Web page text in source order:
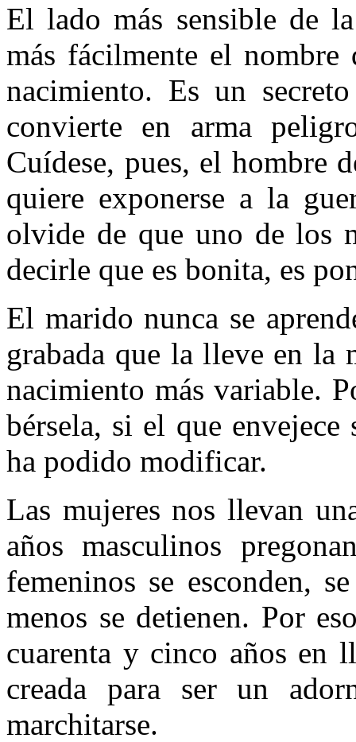
El lado más sensible de
más fácilmente el nombre
nacimiento. Es un
convierte en arma
Cuídese, pues, el hombre
quiere exponerse a la
olvide de que uno de los
decirle que es bonita, es
El marido nunca se
grabada que la lleve en la
nacimiento más variable.
bérsela, si el que
ha podido modificar.
Las mujeres nos llevan
años mascu­linos
femeninos se esconden,
menos se detienen. Por
cuarenta y cinco años en
creada para ser un
marchitarse.